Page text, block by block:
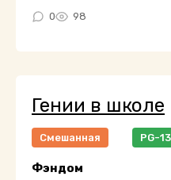
0 98
Гении в школе
Смешанная PG-13
Фэндом